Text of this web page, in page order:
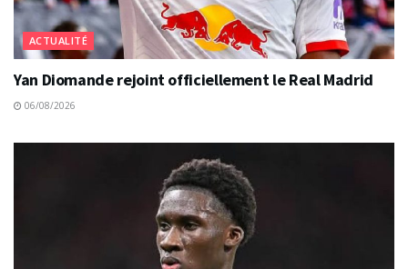
ACTUALITÉ
Yan Diomande rejoint officiellement le Real Madrid
06/08/2026